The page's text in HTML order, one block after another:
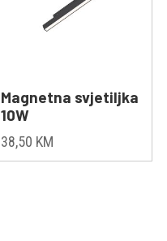
Magnetna svjetiljka
10W
38,50 KM